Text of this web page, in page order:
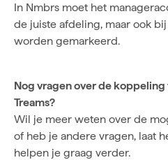
In Nmbrs moet het
de juiste afdeling, maar ook
worden gemarkeerd.
Nog vragen over de koppeling
Treams?
Wil je meer weten over de
of heb je andere vragen, laat
helpen je graag verder.